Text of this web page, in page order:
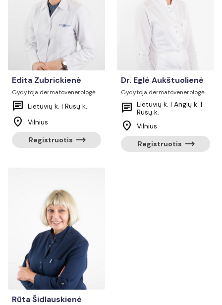
Edita Zubrickienė
Gydytoja dermatovenerologė.
chat Lietuvių k. | Rusų k.
location_on
Vilnius
Registruotis trending_flat
Dr. Eglė Aukštuolienė
Gydytoja dermatovenerologė
chat Lietuvių k. | Anglų k. |
Rusų k.
location_on
Vilnius
Registruotis trending_flat
Rūta Šidlauskienė